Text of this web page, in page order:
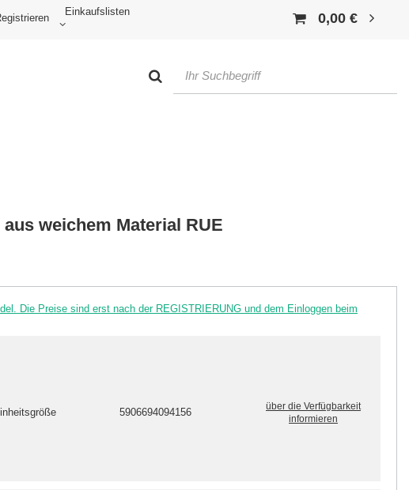
Einkaufslisten 0,00 €
weichem Material RUE
Die Preise sind erst nach der REGISTRIERUNG und dem Einloggen beim
5906694094156
über die Verfügbarkeit
informieren